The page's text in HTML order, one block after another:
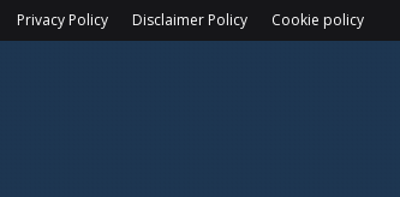
Privacy Policy Disclaimer Policy Cookie policy